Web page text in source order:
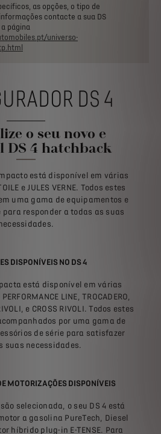
as opções, o tipo de
informações contacte a sua DS
a página
universo-
DS 4
o seu novo e
DS 4 hatchback
está disponível em várias
e JULES VERNE. Todos estes
uma gama de equipamentos e
para responder a todas as suas
DISPONÍVEIS NO DS 4
está disponível em várias
LINE, TROCADERO,
e CROSS RIVOLI. Todos estes
por uma gama de
de série para satisfazer
suas necessidades.
MOTORIZAÇÕES DISPONÍVEIS
selecionada, o seu DS 4 está
a gasolina PureTech, Diesel
híbrido plug-in E-TENSE. Para